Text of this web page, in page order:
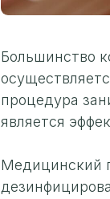
Большинство
процедура
является
Медицинский